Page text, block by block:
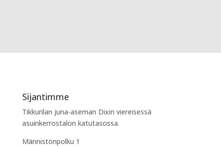
Sijantimme
Tikkurilan juna-aseman Dixin viereisessä
asuinkerrostalon katutasossa.
Männistönpolku 1